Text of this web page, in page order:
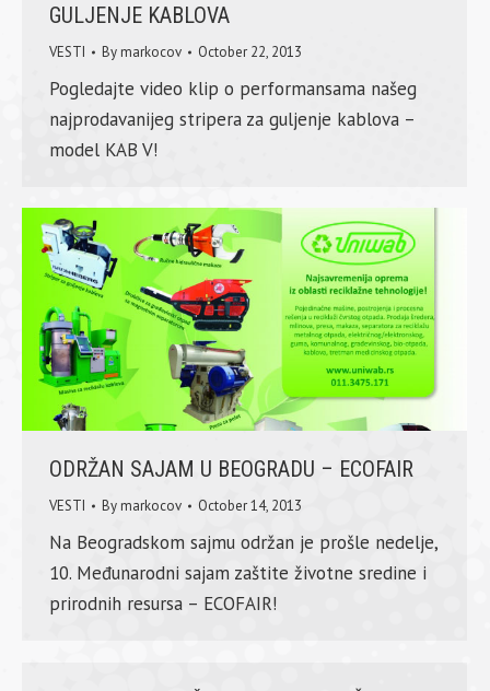
GULJENJE KABLOVA
VESTI By markocov October 22, 2013
Pogledajte video klip o performansama našeg
najprodavanijeg stripera za guljenje kablova –
model KAB V!
ODRŽAN SAJAM U BEOGRADU – ECOFAIR
VESTI By markocov October 14, 2013
Na Beogradskom sajmu održan je prošle nedelje,
10. Međunarodni sajam zaštite životne sredine i
prirodnih resursa – ECOFAIR!